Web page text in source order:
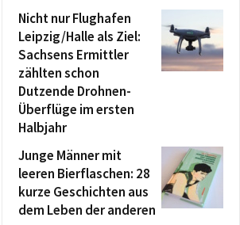
Nicht nur Flughafen
Leipzig/Halle als Ziel:
Sachsens Ermittler
zählten schon
Dutzende Drohnen-
Überflüge im ersten
Halbjahr
Junge Männer mit
leeren Bierflaschen: 28
kurze Geschichten aus
dem Leben der anderen